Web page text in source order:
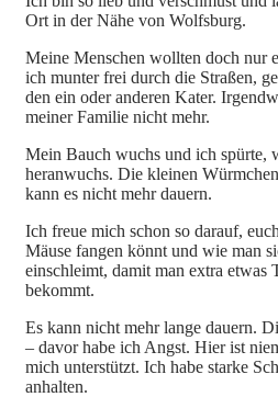
Ort in der Nähe von Wolfsburg.
Meine Menschen wollten doch nur
ich munter frei durch die Straßen,
den ein oder anderen Kater.
meiner Familie nicht mehr.
Mein Bauch wuchs und ich spürte,
heranwuchs. Die kleinen
kann es nicht mehr dauern.
Ich freue mich schon so darauf,
Mäuse fangen könnt und wie man
einschleimt, damit man extra etwas
bekommt.
Es kann nicht mehr lange dauern.
– davor habe ich Angst. Hier ist
mich unterstützt. Ich habe starke
anhalten.